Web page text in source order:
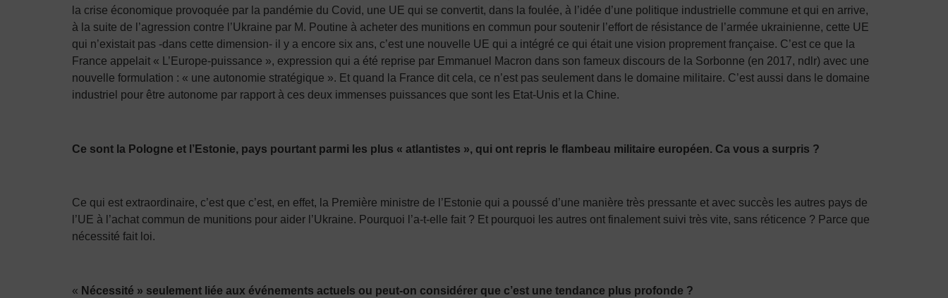
la crise économique provoquée par la pandémie du Covid, une UE qui se convertit, dans la foulée, à l’idée d’une politique industrielle commune et qui en arrive,
à la suite de l’agression contre l’Ukraine par M. Poutine à acheter des munitions en commun pour soutenir l’effort de résistance de l’armée ukrainienne, cette UE
qui n’existait pas -dans cette dimension- il y a encore six ans, c’est une nouvelle UE qui a intégré ce qui était une vision proprement française. C’est ce que la
France appelait « L’Europe-puissance », expression qui a été reprise par Emmanuel Macron dans son fameux discours de la Sorbonne (en 2017, ndlr) avec une
nouvelle formulation : « une autonomie stratégique ». Et quand la France dit cela, ce n’est pas seulement dans le domaine militaire. C’est aussi dans le domaine
industriel pour être autonome par rapport à ces deux immenses puissances que sont les Etat-Unis et la Chine.
Ce sont la Pologne et l’Estonie, pays pourtant parmi les plus « atlantistes », qui ont repris le flambeau militaire européen. Ca vous a surpris ?
Ce qui est extraordinaire, c’est que c’est, en effet, la Première ministre de l’Estonie qui a poussé d’une manière très pressante et avec succès les autres pays de
l’UE à l’achat commun de munitions pour aider l’Ukraine. Pourquoi l’a-t-elle fait ? Et pourquoi les autres ont finalement suivi très vite, sans réticence ? Parce que
nécessité fait loi.
« Nécessité » seulement liée aux événements actuels ou peut-on considérer que c’est une tendance plus profonde ?